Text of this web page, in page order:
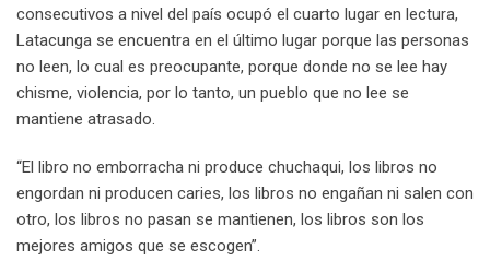
consecutivos a nivel del país ocupó el cuarto lugar en lectura,
Latacunga se encuentra en el último lugar porque las personas
no leen, lo cual es preocupante, porque donde no se lee hay
chisme, violencia, por lo tanto, un pueblo que no lee se
mantiene atrasado.
“El libro no emborracha ni produce chuchaqui, los libros no
engordan ni producen caries, los libros no engañan ni salen con
otro, los libros no pasan se mantienen, los libros son los
mejores amigos que se escogen”.